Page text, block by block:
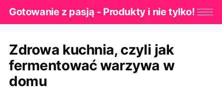
Gotowanie z pasją - Produkty i nie tylko!
Zdrowa kuchnia, czyli jak
fermentować warzywa w
domu